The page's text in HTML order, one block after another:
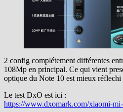
2 config complétement différentes
108Mp en principal. Ce qui vient
optique du Note 10 est mieux
Le test DxO est ici :
https://www.dxomark.com/xiaomi-